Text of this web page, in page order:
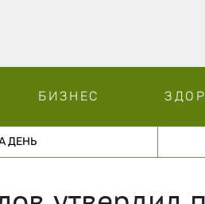
БИЗНЕС
ДЕНЬ